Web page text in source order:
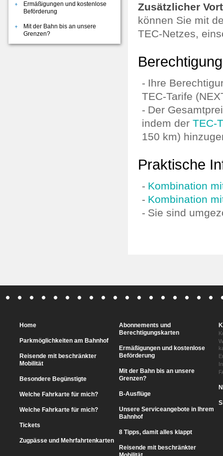
Ermäßigungen und kostenlose
Beförderung
Mit der Bahn bis an unsere
Grenzen?
Zusätzlicher
können Sie mit
TEC-Netzes,
Ihre
TEC-Tarife
Der
indem der TEC-
150 km)
Praktische
Kombination
Kombination
Sie sind
Home
Parkmöglichkeiten am Bahnhof
Reisende mit beschränkter
Mobilität
Besondere Begünstigte
Welche Fahrkarte für mich?
Welche Fahrkarte für mich?
Tickets
Zugpässe und Mehrfahrtenkarten
Abonnements und
Berechtigungskarten
Ermäßigungen und kostenlose
Beförderung
Mit der Bahn bis an unsere
Grenzen?
B-Ausflüge
Unsere Serviceangebote in Ihrem
Bahnhof
8 Tipps, damit alles klappt
Reisende mit beschränkter